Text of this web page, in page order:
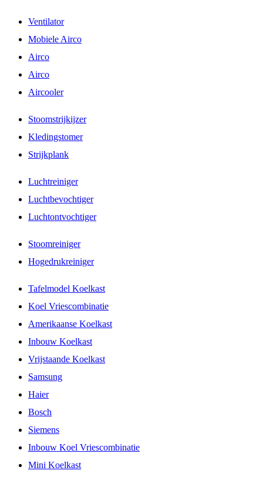
Ventilator
Mobiele Airco
Airco
Airco
Aircooler
Stoomstrijkijzer
Kledingstomer
Strijkplank
Luchtreiniger
Luchtbevochtiger
Luchtontvochtiger
Stoomreiniger
Hogedrukreiniger
Tafelmodel Koelkast
Koel Vriescombinatie
Amerikaanse Koelkast
Inbouw Koelkast
Vrijstaande Koelkast
Samsung
Haier
Bosch
Siemens
Inbouw Koel Vriescombinatie
Mini Koelkast